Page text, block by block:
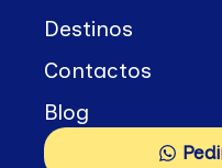
Destinos
Contactos
Blog